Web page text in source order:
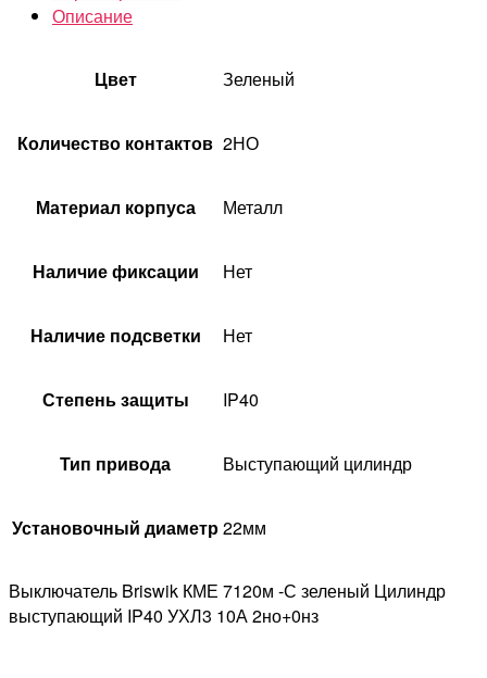
Описание
Цвет Зеленый
Количество контактов 2НО
Материал корпуса Металл
Наличие фиксации Нет
Наличие подсветки Нет
Степень защиты IP40
Тип привода Выступающий цилиндр
Установочный диаметр22мм
Выключатель Briswik КМЕ 7120м -С зеленый Цилиндр
выступающий IP40 УХЛ3 10А 2но+0нз